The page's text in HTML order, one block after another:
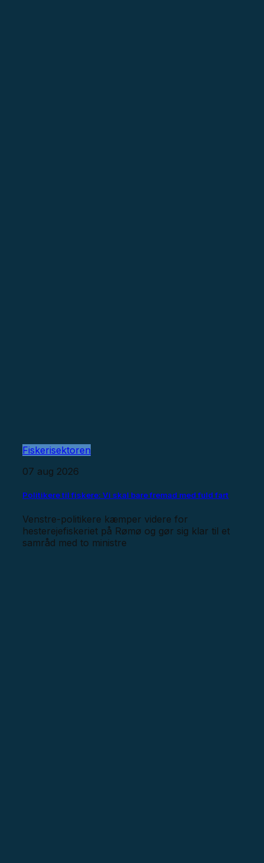
Fiskerisektoren
07 aug 2026
Politikere til fiskere: Vi skal bare fremad med fuld fart
Venstre-politikere kæmper videre for
hesterejefiskeriet på Rømø og gør sig klar til et
samråd med to ministre